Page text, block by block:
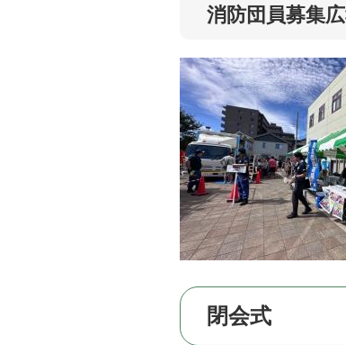
消防団員募集
閉会式